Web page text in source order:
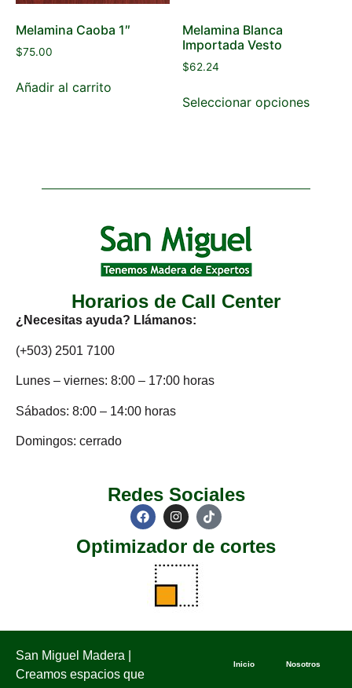
Melamina Caoba 1″
$75.00
Añadir al carrito
Melamina Blanca
Importada Vesto
$62.24
Seleccionar opciones
Horarios de Call Center
¿Necesitas ayuda? Llámanos:
(+503) 2501 7100
Lunes – viernes: 8:00 – 17:00 horas
Sábados: 8:00 – 14:00 horas
Domingos: cerrado
Redes Sociales
Optimizador de cortes
San Miguel Madera |
Creamos espacios que
Inicio Nosotros